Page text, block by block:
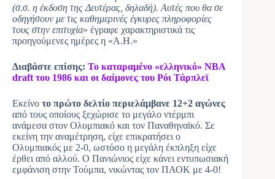
(σ.σ. η έκδοση της Δευτέρας, δηλαδή). Αυτές που θα σε
οδηγήσουν με τις καθημερινές έγκυρες πληροφορίες
τους στην επιτυχία» έγραφε χαρακτηριστικά τις
προηγούμενες ημέρες η «Α.Η.»
Διαβάστε επίσης: Το καταραμένο «ελληνικό» NBA
draft του 1986 και οι δαίμονες του Ρόι Τάρπλεϊ
Εκείνο το πρώτο δελτίο περιελάμβανε 12+2 αγώνες
από τους οποίους ξεχώρισε το μεγάλο ντέρμπι
ανάμεσα στον Ολυμπιακό και τον Παναθηναϊκό. Σε
εκείνη την αναμέτρηση, είχε επικρατήσει ο
Ολυμπιακός με 2-0, ωστόσο η μεγάλη έκπληξη είχε
έρθει από αλλού. Ο Πανιώνιος είχε κάνει εντυπωσιακή
εμφάνιση στην Τούμπα, νικώντας τον ΠΑΟΚ με 4-0!